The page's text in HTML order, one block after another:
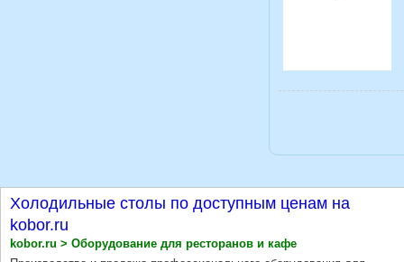
Холодильные столы по доступным ценам на
kobor.ru
kobor.ru > Оборудование для ресторанов и кафе